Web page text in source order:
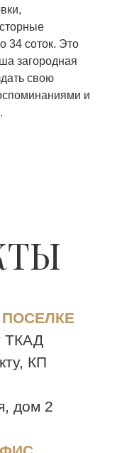
34 соток. Это
загородная
свою
и
ТКАД
КП
дом 2